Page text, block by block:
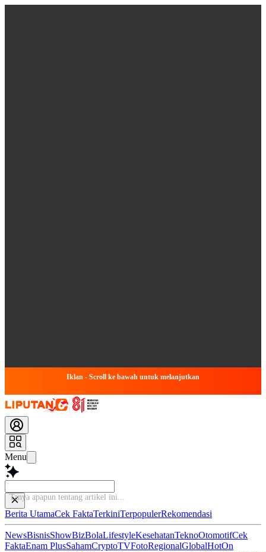
Iklan - Scroll ke bawah untuk melanjutkan
Menu
Tanya apapun tentang artikel ini...
Berita UtamaCek FaktaTerkiniTerpopulerRekomendasi
NewsBisnisShowBizBolaLifestyleKesehatanTeknoOtomotifCek
FaktaEnam PlusSahamCryptoTVFotoRegionalGlobalHotOn